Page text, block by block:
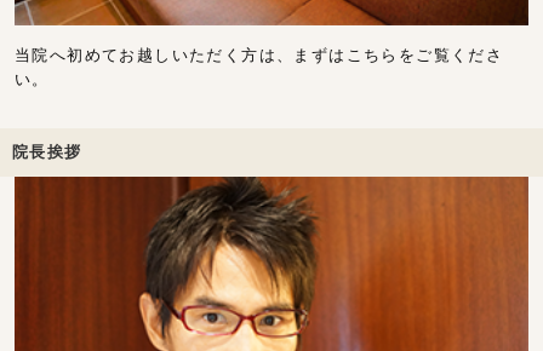
当院へ初めてお越しいただく方は、まずはこちらをご覧くださ
い。
院長挨拶